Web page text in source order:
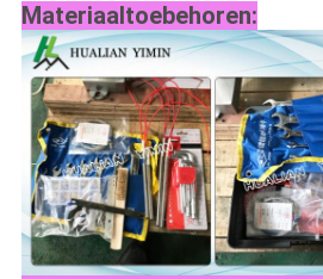
Materiaaltoebehoren: